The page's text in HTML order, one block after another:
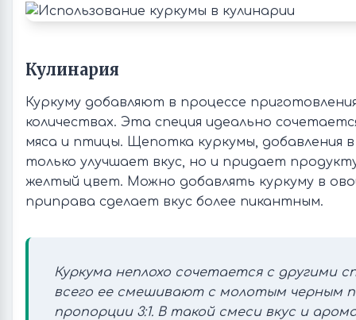
Кулинария
Куркуму добавляют в процессе
количествах. Эта специя идеально
мяса и птицы. Щепотка куркумы, добавления
только улучшает вкус, но и придает
желтый цвет. Можно добавлять куркуму в
приправа сделает вкус более пикантным.
Куркума неплохо сочетается с другими
всего ее смешивают с молотым черным
пропорции 3:1. В такой смеси вкус и